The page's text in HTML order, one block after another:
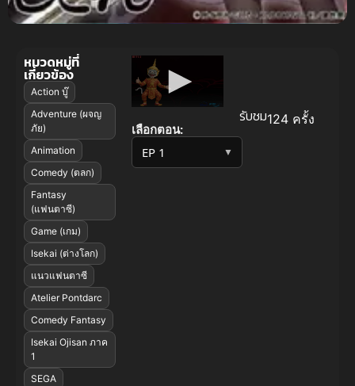
เลือกตอน:
▼
รับชม124 ครั้ง
หมวดหมู่ที่
เกี่ยวข้อง
Action บู๊
Adventure (ผจญ
ภัย)
Animation
Comedy (ตลก)
Fantasy
(แฟนตาซี)
Game (เกม)
Isekai (ต่างโลก)
แนวแฟนตาซี
Atelier Pontdarc
Comedy Fantasy
Isekai Ojisan ภาค
1
SEGA